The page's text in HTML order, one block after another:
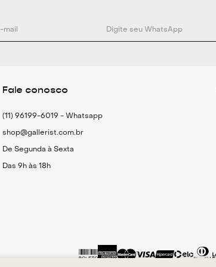
Fale conosco
(11) 96199-6019 - Whatsapp
shop@gallerist.com.br
De Segunda à Sexta
Das 9h às 18h